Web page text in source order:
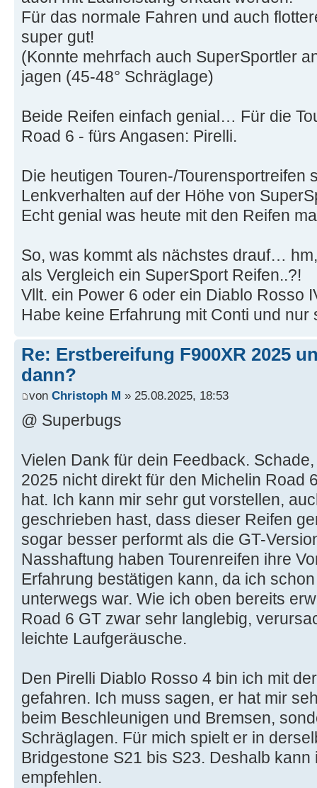
Für das normale Fahren und auch
super gut!
(Konnte mehrfach auch SuperSportler
jagen (45-48° Schräglage)
Beide Reifen einfach genial… Für die
Road 6 - fürs Angasen: Pirelli.
Die heutigen Touren-/Tourensportreifen
Lenkverhalten auf der Höhe von
Echt genial was heute mit den Reifen
So, was kommt als nächstes drauf…
als Vergleich ein SuperSport Reifen..?!
Vllt. ein Power 6 oder ein Diablo Rosso
Habe keine Erfahrung mit Conti und
Re: Erstbereifung F900XR 2025
dann?
von Christoph M » 25.08.2025, 18:53
@ Superbugs
Vielen Dank für dein Feedback.
2025 nicht direkt für den Michelin Road
hat. Ich kann mir sehr gut vorstellen,
geschrieben hast, dass dieser Reifen
sogar besser performt als die GT-
Nasshaftung haben Tourenreifen ihre
Erfahrung bestätigen kann, da ich
unterwegs war. Wie ich oben bereits
Road 6 GT zwar sehr langlebig,
leichte Laufgeräusche.
Den Pirelli Diablo Rosso 4 bin ich mit
gefahren. Ich muss sagen, er hat mir
beim Beschleunigen und Bremsen,
Schräglagen. Für mich spielt er in
Bridgestone S21 bis S23. Deshalb
empfehlen.